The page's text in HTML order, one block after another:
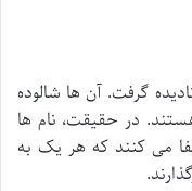
گرفت. آن ها شالوده
در حقیقت، نام ها
می کنند که هر یک به